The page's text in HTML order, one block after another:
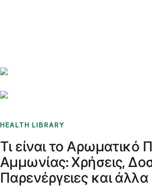
HEALTH LIBRARY
Τι είναι το Αρωματικό
Αμμωνίας: Χρήσεις,
Παρενέργειες και άλλα